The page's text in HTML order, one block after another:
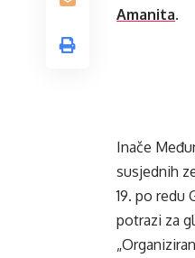
Amanita.
Inače
susjednih
19. po redu
potrazi za